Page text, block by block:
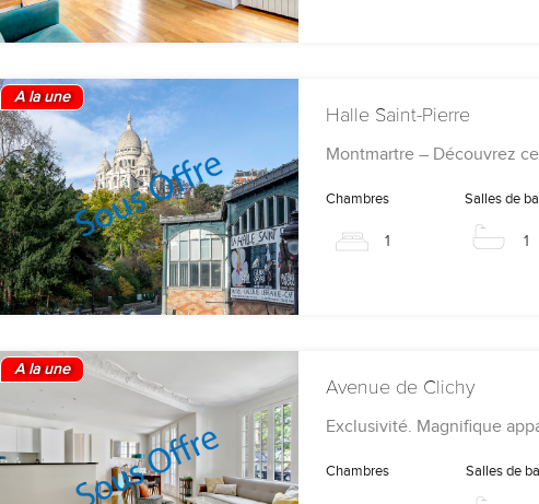
A la une
Halle Saint-Pierre
Montmartre – Découvrez
Chambres
1
Salles de
1
A la une
Avenue de Clichy
Exclusivité. Magnifique
Chambres Salles de